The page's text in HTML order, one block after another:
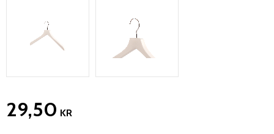
29,50 KR